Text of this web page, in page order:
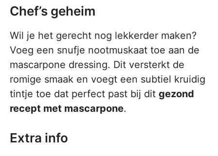
Chef’s geheim
Wil je het gerecht nog lekkerder maken?
Voeg een snufje nootmuskaat toe aan de
mascarpone dressing. Dit versterkt de
romige smaak en voegt een subtiel kruidig
tintje toe dat perfect past bij dit gezond
recept met mascarpone.
Extra info